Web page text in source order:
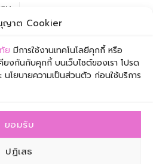
ญาต Cookier
ย มีการใช้งานเทคโนโลยีคุกกี้ หรือ
งกันกับคุกกี้ บนเว็บไซต์ของเรา โปรด
โยบายความเป็นส่วนตัว ก่อนใช้บริการ
ยอมรับ
ปฏิเสธ
ม
าร
รับสมัครครูอัตราจ้างชั่วคราว
สอนวิชาภาษาอังกฤษ
เลขที่ 1 ซอยเจริญกรุง 57 ถนน
ร กรุงเทพมหานคร 10120